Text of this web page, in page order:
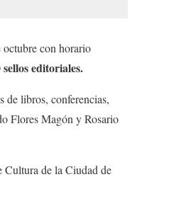
con horario
editoriales.
de libros, conferencias,
Flores Magón y Rosario
Cultura de la Ciudad de